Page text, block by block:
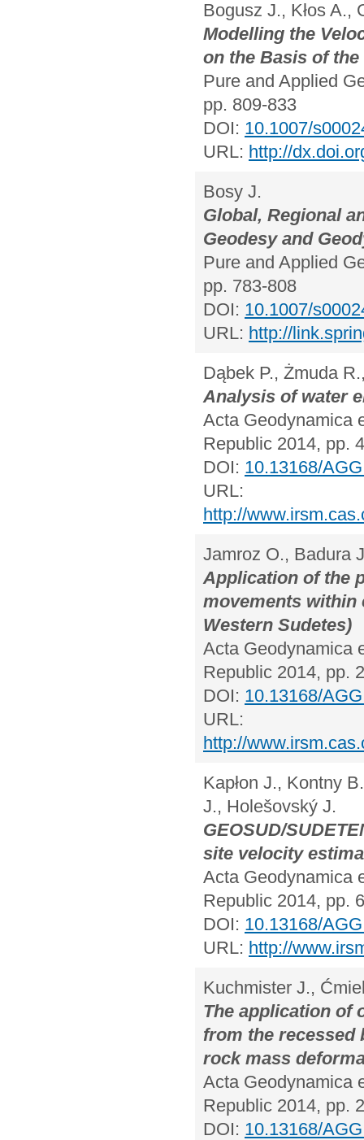
Bogusz J., Kłos A.,
Modelling the
on the Basis of
Pure and Applied
pp. 809-833
DOI: 10.1007/
URL: http://
Bosy J.
Global, Regional
Geodesy and
Pure and Applied
pp. 783-808
DOI: 10.1007/
URL: http://
Dąbek P., Żmuda
Analysis of water
Acta Geodynamica
Republic 2014, pp.
DOI: 10.13168/
URL:
http://
Jamroz O., Badura
Application of the
movements within
Western Sudetes)
Acta Geodynamica
Republic 2014, pp.
DOI: 10.13168/
URL:
http://
Kapłon J., Kontny
J., Holešovský J.
GEOSUD/
site velocity
Acta Geodynamica
Republic 2014, pp.
DOI: 10.13168/
URL: http://
Kuchmister J.,
The application of
from the recessed
rock mass
Acta Geodynamica
Republic 2014, pp.
DOI: 10.13168/